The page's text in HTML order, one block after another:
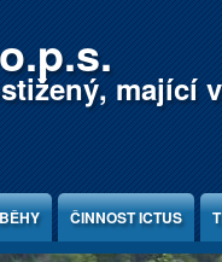
mající
ČINNOST ICTUS